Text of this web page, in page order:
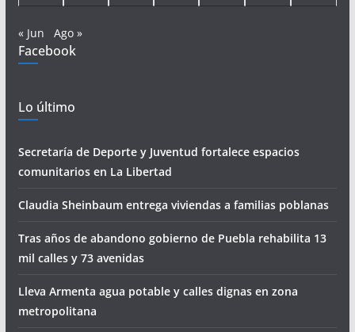
« Jun Ago »
Facebook
Lo último
Secretaría de Deporte y Juventud fortalece espacios
comunitarios en La Libertad
Claudia Sheinbaum entrega viviendas a familias poblanas
Tras años de abandono gobierno de Puebla rehabilita 13
mil calles y 73 avenidas
Lleva Armenta agua potable y calles dignas en zona
metropolitana